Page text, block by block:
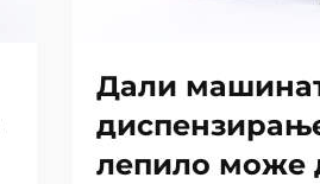
Дали
лепило може